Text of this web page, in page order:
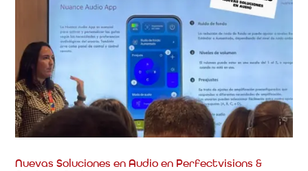
Nuevas Soluciones en Audio en Perfectvisions &